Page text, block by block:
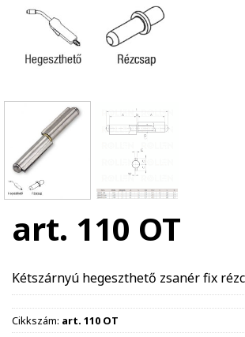
art. 110 OT
Kétszárnyú hegeszthető zsanér fix
Cikkszám: art. 110 OT